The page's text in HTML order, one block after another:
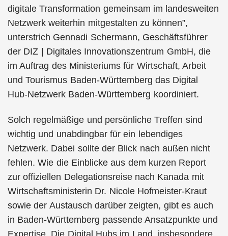
digitale Transformation gemeinsam im landesweiten
Netzwerk weiterhin mitgestalten zu können”,
unterstrich Gennadi Schermann, Geschäftsführer
der DIZ | Digitales Innovationszentrum GmbH, die
im Auftrag des Ministeriums für Wirtschaft, Arbeit
und Tourismus Baden-Württemberg das Digital
Hub-Netzwerk Baden-Württemberg koordiniert.
Solch regelmäßige und persönliche Treffen sind
wichtig und unabdingbar für ein lebendiges
Netzwerk. Dabei sollte der Blick nach außen nicht
fehlen. Wie die Einblicke aus dem kurzen Report
zur offiziellen Delegationsreise nach Kanada mit
Wirtschaftsministerin Dr. Nicole Hofmeister-Kraut
sowie der Austausch darüber zeigten, gibt es auch
in Baden-Württemberg passende Ansatzpunkte und
Expertise. Die Digital Hubs im Land, insbesondere